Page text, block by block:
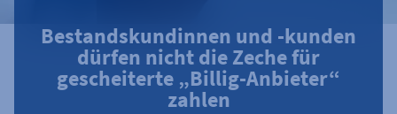
Bestandskundinnen und -kunden
dürfen nicht die Zeche für
gescheiterte „Billig-Anbieter“
zahlen